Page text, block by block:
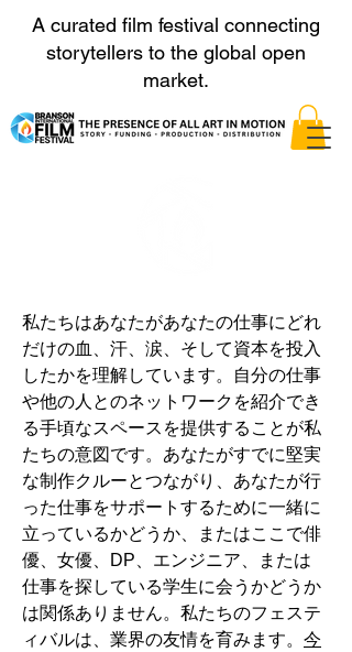
A curated film festival connecting
storytellers to the global open
market.
私たちはあなたがあなたの仕事にどれ
だけの血、汗、涙、そして資本を投入
したかを理解しています。自分の仕事
や他の人とのネットワークを紹介でき
る手頃なスペースを提供することが私
たちの意図です。あなたがすでに堅実
な制作クルーとつながり、あなたが行
った仕事をサポートするために一緒に
立っているかどうか、またはここで俳
優、女優、DP、エンジニア、または
仕事を探している学生に会うかどうか
は関係ありません。私たちのフェステ
ィバルは、業界の友情を育みます。 今